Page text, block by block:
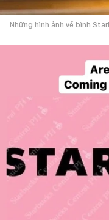
Những hình ảnh về bình